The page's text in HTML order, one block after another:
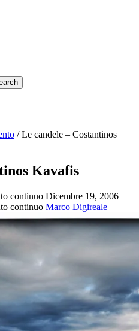
/Le candele – Costantinos
Kavafis
continuo Dicembre 19, 2006
continuo Marco Digireale